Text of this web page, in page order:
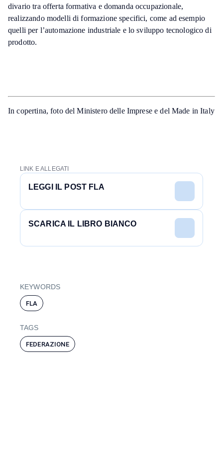
divario tra offerta formativa e domanda occupazionale,
realizzando modelli di formazione specifici, come ad esempio
quelli per l’automazione industriale e lo sviluppo tecnologico di
prodotto.
In copertina, foto del Ministero delle Imprese e del Made in Italy
LINK E ALLEGATI
LEGGI IL POST FLA
SCARICA IL LIBRO BIANCO
KEYWORDS
FLA
TAGS
FEDERAZIONE